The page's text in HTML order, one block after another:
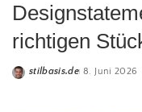
richtigen
stilbasis.de 8. Juni 2026